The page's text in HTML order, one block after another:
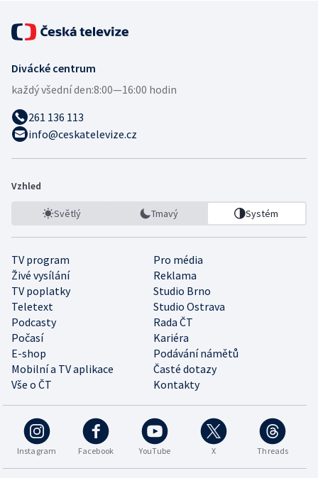
Divácké centrum
každý všední den:8:00—16:00 hodin
261 136 113
info@ceskatelevize.cz
Vzhled
Světlý Tmavý Systém
TV program
Pro média
Živé vysílání
Reklama
TV poplatky
Studio Brno
Teletext
Studio Ostrava
Podcasty
Rada ČT
Počasí
Kariéra
E-shop
Podávání námětů
Mobilní a TV aplikace
Časté dotazy
Vše o ČT
Kontakty
Instagram Facebook YouTube X Threads